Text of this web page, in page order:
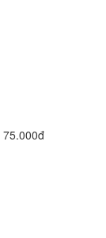
75.000đ